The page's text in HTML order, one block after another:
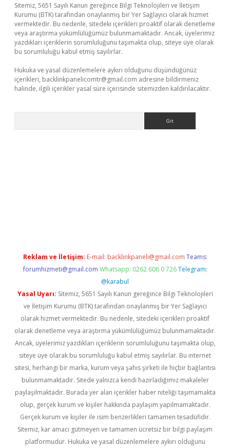
Sitemiz, 5651 Sayılı Kanun gereğince Bilgi Teknolojileri ve İletişim
Kurumu (BTK) tarafından onaylanmış bir Yer Sağlayıcı olarak hizmet
vermektedir. Bu nedenle, sitedeki içerikleri proaktif olarak denetleme
veya araştırma yükümlülüğümüz bulunmamaktadır. Ancak, üyelerimiz
yazdıkları içeriklerin sorumluluğunu taşımakta olup, siteye üye olarak
bu sorumluluğu kabul etmiş sayılırlar.
Hukuka ve yasal düzenlemelere aykırı olduğunu düşündüğünüz
içerikleri, backlinkpanelicomtr@gmail.com adresine bildirmeniz
halinde, ilgili içerikler yasal süre içerisinde sitemizden kaldırılacaktır.
Reklam ve İletişim: E-mail: backlinkpaneli@gmail.com Teams:
forumhizmeti@gmail.com Whatsapp: 0262 606 0 726 Telegram:
@karabul
Yasal Uyarı: Sitemiz, 5651 Sayılı Kanun gereğince Bilgi Teknolojileri
ve İletişim Kurumu (BTK) tarafından onaylanmış bir Yer Sağlayıcı
olarak hizmet vermektedir. Bu nedenle, sitedeki içerikleri proaktif
olarak denetleme veya araştırma yükümlülüğümüz bulunmamaktadır.
Ancak, üyelerimiz yazdıkları içeriklerin sorumluluğunu taşımakta olup,
siteye üye olarak bu sorumluluğu kabul etmiş sayılırlar. Bu internet
sitesi, herhangi bir marka, kurum veya şahıs şirketi ile hiçbir bağlantısı
bulunmamaktadır. Sitede yalnızca kendi hazırladığımız makaleler
paylaşılmaktadır. Burada yer alan içerikler haber niteliği taşımamakta
olup, gerçek kurum ve kişiler hakkında paylaşım yapılmamaktadır.
Gerçek kurum ve kişiler ile isim benzerlikleri tamamen tesadüfidir.
Sitemiz, kar amacı gütmeyen ve tamamen ücretsiz bir bilgi paylaşım
platformudur. Hukuka ve yasal düzenlemelere aykırı olduğunu